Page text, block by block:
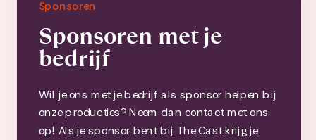
Sponsoren met je
bedrijf
Wil je ons met je bedrijf als sponsor helpen bij
onze producties? Neem dan contact met ons
op! Als je sponsor bent bij The Cast krijg je
Sponsoren